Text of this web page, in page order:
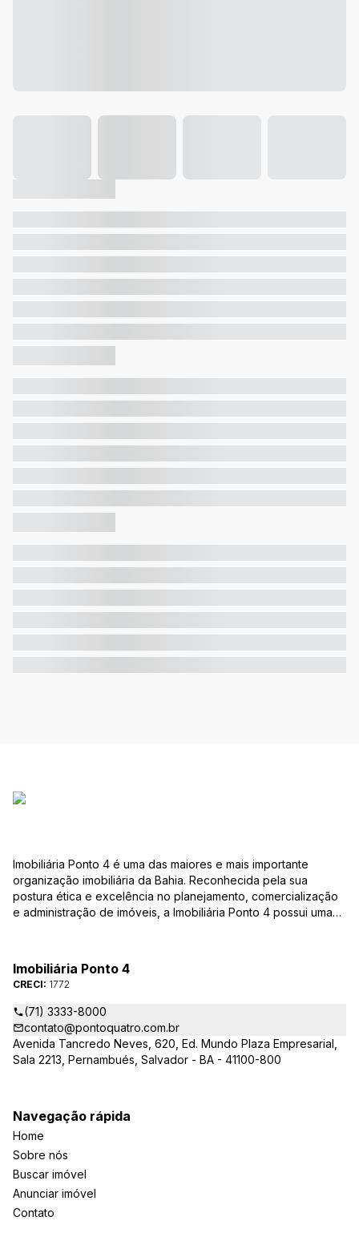
Imobiliária Ponto 4 é uma das maiores e mais importante
organização imobiliária da Bahia. Reconhecida pela sua
postura ética e excelência no planejamento, comercialização
e administração de imóveis, a Imobiliária Ponto 4 possui uma
que você procura, casas, apartamentos, terrenos, salas
comerciais e outros produtos imobiliários.
Imobiliária Ponto 4
CRECI: 1772
(71) 3333-8000
contato@pontoquatro.com.br
Avenida Tancredo Neves, 620, Ed. Mundo Plaza Empresarial,
Sala 2213, Pernambués, Salvador - BA - 41100-800
Navegação rápida
Home
Sobre nós
Buscar imóvel
Anunciar imóvel
Contato